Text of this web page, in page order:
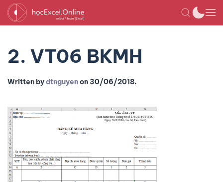
2. VT06 BKMH
Written bydtnguyenon 30/06/2018.